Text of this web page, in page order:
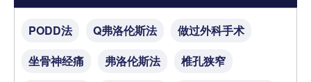
PODD法 Q弗洛伦斯法
做过外科手术
坐骨神经痛
弗洛伦斯法
椎孔狭窄